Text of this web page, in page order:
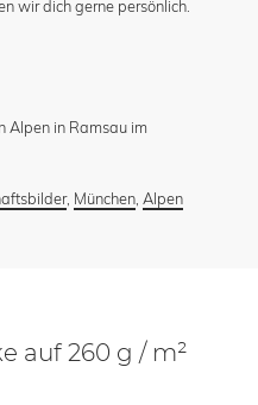
wir dich gerne persönlich.
Alpen in Ramsau im
, München Alpen
auf 260 g / m²